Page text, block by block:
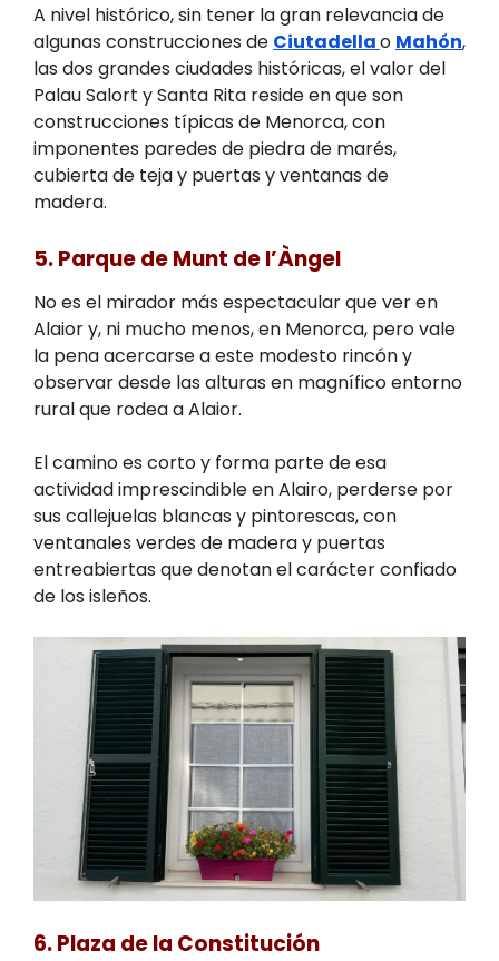
A nivel histórico, sin tener la gran relevancia de
algunas construcciones de Ciutadellao Mahón,
las dos grandes ciudades históricas, el valor del
Palau Salort y Santa Rita reside en que son
construcciones típicas de Menorca, con
imponentes paredes de piedra de marés,
cubierta de teja y puertas y ventanas de
madera.
5. Parque de Munt de l’Àngel
No es el mirador más espectacular que ver en
Alaior y, ni mucho menos, en Menorca, pero vale
la pena acercarse a este modesto rincón y
observar desde las alturas en magnífico entorno
rural que rodea a Alaior.
El camino es corto y forma parte de esa
actividad imprescindible en Alairo, perderse por
sus callejuelas blancas y pintorescas, con
ventanales verdes de madera y puertas
entreabiertas que denotan el carácter confiado
de los isleños.
6. Plaza de la Constitución